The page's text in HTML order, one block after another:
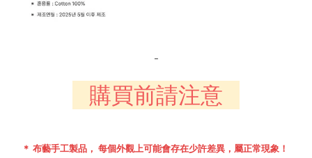
-
購買前請注意
＊ 布藝手工製品， 每個外觀上可能會存在少許差異，屬正常現象！